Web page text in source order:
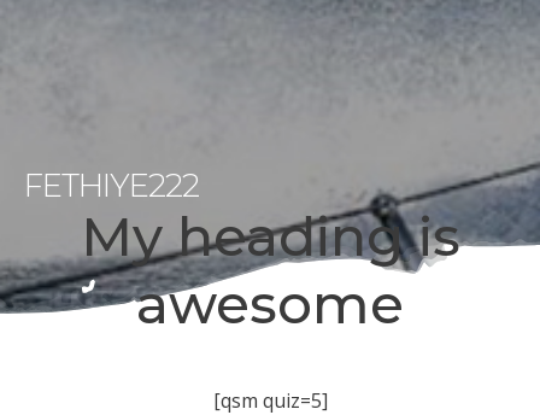
FETHIYE222
My heading is
awesome
[qsm quiz=5]